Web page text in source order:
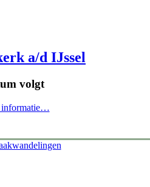
a/d IJssel
volgt
informatie…